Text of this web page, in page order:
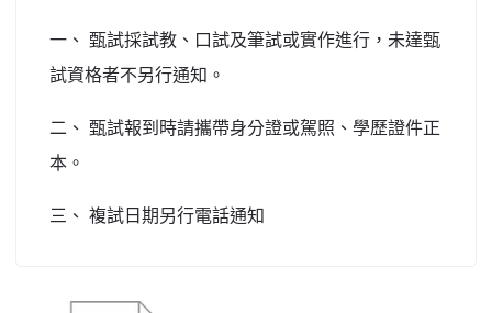
一、 甄試採試教、口試及筆試或實作進行，未達甄
試資格者不另行通知。
二、 甄試報到時請攜帶身分證或駕照、學歷證件正
本。
三、 複試日期另行電話通知